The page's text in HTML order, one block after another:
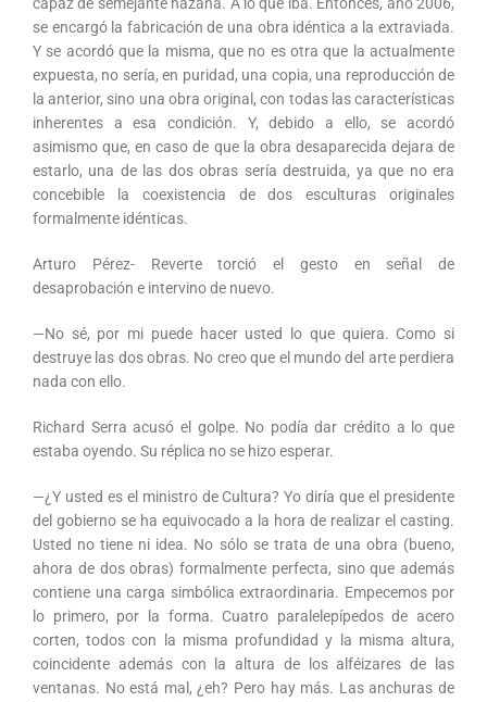
se encargó la fabricación de una obra idéntica a la extraviada.
Y se acordó que la misma, que no es otra que la actualmente
expuesta, no sería, en puridad, una copia, una reproducción de
la anterior, sino una obra original, con todas las características
inherentes a esa condición. Y, debido a ello, se acordó
asimismo que, en caso de que la obra desaparecida dejara de
estarlo, una de las dos obras sería destruida, ya que no era
concebible la coexistencia de dos esculturas originales
formalmente idénticas.
Arturo Pérez- Reverte torció el gesto en señal de
desaprobación e intervino de nuevo.
—No sé, por mi puede hacer usted lo que quiera. Como si
destruye las dos obras. No creo que el mundo del arte perdiera
nada con ello.
Richard Serra acusó el golpe. No podía dar crédito a lo que
estaba oyendo. Su réplica no se hizo esperar.
—¿Y usted es el ministro de Cultura? Yo diría que el presidente
del gobierno se ha equivocado a la hora de realizar el casting.
Usted no tiene ni idea. No sólo se trata de una obra (bueno,
ahora de dos obras) formalmente perfecta, sino que además
contiene una carga simbólica extraordinaria. Empecemos por
lo primero, por la forma. Cuatro paralelepípedos de acero
corten, todos con la misma profundidad y la misma altura,
coincidente además con la altura de los alféizares de las
ventanas. No está mal, ¿eh? Pero hay más. Las anchuras de